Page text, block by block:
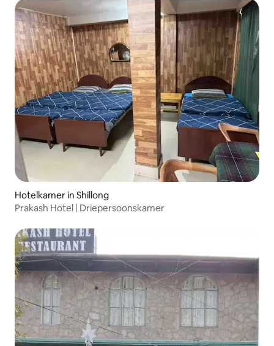
Hotelkamer in Shillong
Prakash Hotel | Driepersoonskamer